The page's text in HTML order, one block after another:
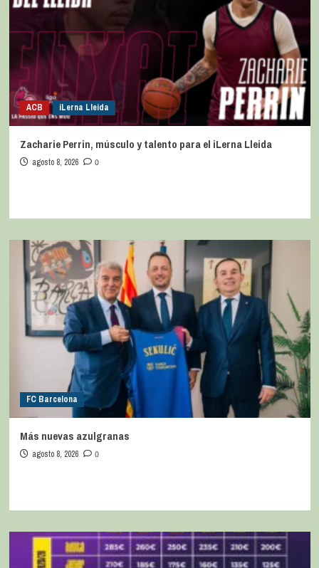
ACB iLerna Lleida
Zacharie Perrin, músculo y talento para el iLerna Lleida
agosto 8, 2026 0
FC Barcelona
Más nuevas azulgranas
agosto 8, 2026 0